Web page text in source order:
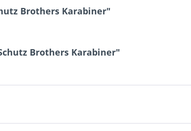
Brothers Karabiner"
Brothers Karabiner"